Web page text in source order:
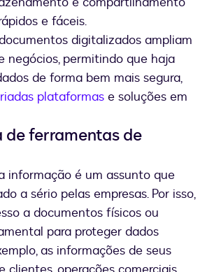
e fáceis.
digitalizados ampliam
negócios, permitindo que haja
de forma bem mais segura,
plataformas e soluções em
de ferramentas de
informação é um assunto que
a sério pelas empresas. Por isso,
a documentos físicos ou
para proteger dados
as informações de seus